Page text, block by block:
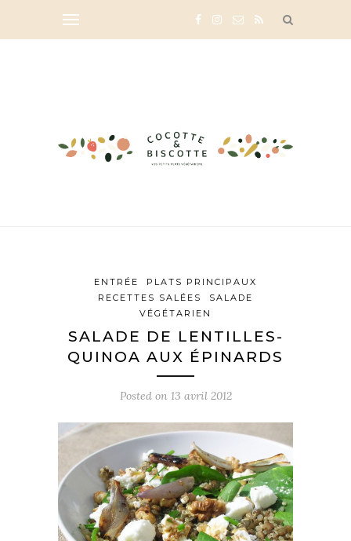
ENTRÉE
PLATS PRINCIPAUX
RECETTES SALÉES
SALADE
VÉGÉTARIEN
SALADE DE LENTILLES-
QUINOA AUX ÉPINARDS
Posted on 13 avril 2012